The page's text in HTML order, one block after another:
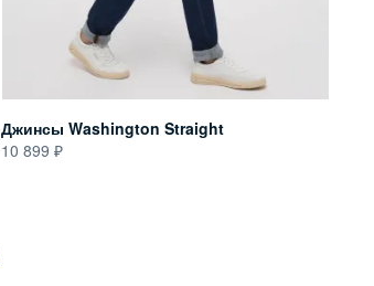
Джинсы Washington Straight
10 899